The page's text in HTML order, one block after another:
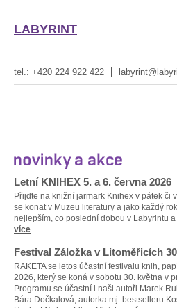
LABYRINT
tel.: +420 224 922 422
Novinky a akce
Letní KNIHEX 5. a 6. června 2026
Přijďte na knižní jarmark Knihex v pátek či
se konat v Muzeu literatury a jako každý
nejlepším, co poslední dobou v Labyrintu
více
Festival Záložka v Litoměřicích
RAKETA se letos účastní festivalu knih,
2026, který se koná v sobotu 30. května v
Programu se účastní i naši autoři Marek
Bára Dočkalová, autorka mj. bestselleru